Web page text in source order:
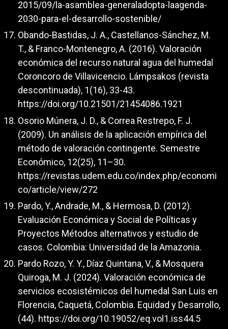
2015/09/la-asamblea-generaladopta-laagenda-
2030-para-el-desarrollo-sostenible/
Obando-Bastidas, J. A., Castellanos-Sánchez, M.
T., & Franco-Montenegro, A. (2016). Valoración
económica del recurso natural agua del humedal
Coroncoro de Villavicencio. Lámpsakos (revista
descontinuada), 1(16), 33-43.
https://doi.org/10.21501/21454086.1921
Osorio Múnera, J. D., & Correa Restrepo, F. J.
(2009). Un análisis de la aplicación empírica del
método de valoración contingente. Semestre
Económico, 12(25), 11–30.
https://revistas.udem.edu.co/index.php/economi
co/article/view/272
Pardo, Y., Andrade, M., & Hermosa, D. (2012).
Evaluación Económica y Social de Políticas y
Proyectos Métodos alternativos y estudio de
casos. Colombia: Universidad de la Amazonia.
Pardo Rozo, Y. Y., Díaz Quintana, V., & Mosquera
Quiroga, M. J. (2024). Valoración económica de
servicios ecosistémicos del humedal San Luis en
Florencia, Caquetá, Colombia. Equidad y Desarrollo,
(44). https://doi.org/10.19052/eq.vol1.iss44.5